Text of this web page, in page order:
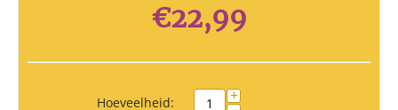
€22,99
Hoeveelheid: +